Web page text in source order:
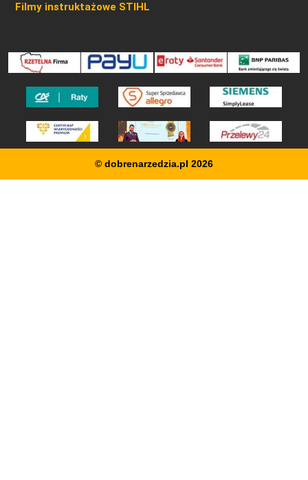
Filmy instruktażowe STIHL
© dobrenarzedzia.pl 2026